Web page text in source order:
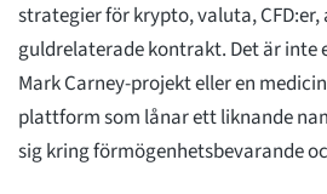
strategier för krypto, valuta, CFD:er,
guldrelaterade kontrakt. Det är inte
Mark Carney-projekt eller en
plattform som lånar ett liknande
sig kring förmögenhetsbevarande